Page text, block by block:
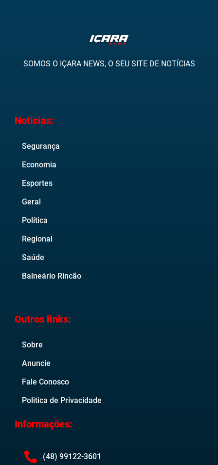
SOMOS O IÇARA NEWS, O SEU SITE DE NOTÍCIAS
Noticias:
Segurança
Economia
Esportes
Geral
Política
Regional
Saúde
Balneário Rincão
Outros links:
Sobre
Anuncie
Fale Conosco
Politica de Privacidade
Informações:
(48) 99122-3601